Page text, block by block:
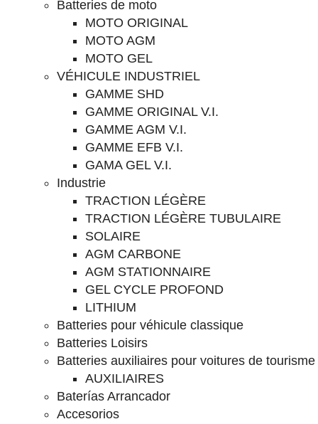
Batteries de moto
MOTO ORIGINAL
MOTO AGM
MOTO GEL
VÉHICULE INDUSTRIEL
GAMME SHD
GAMME ORIGINAL V.I.
GAMME AGM V.I.
GAMME EFB V.I.
GAMA GEL V.I.
Industrie
TRACTION LÉGÈRE
TRACTION LÉGÈRE TUBULAIRE
SOLAIRE
AGM CARBONE
AGM STATIONNAIRE
GEL CYCLE PROFOND
LITHIUM
Batteries pour véhicule classique
Batteries Loisirs
Batteries auxiliaires pour voitures de tourisme
AUXILIAIRES
Baterías Arrancador
Accesorios